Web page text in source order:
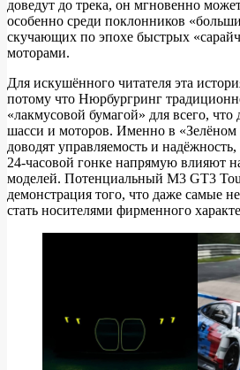
доведут до трека, он мгновенно
особенно среди поклонников
скучающих по эпохе быстрых
моторами.
Для искушённого читателя эта
потому что Нюрбургринг
«лакмусовой бумагой» для всего, что
шасси и моторов. Именно в
доводят управляемость и
24‑часовой гонке напрямую влияют
моделей. Потенциальный M3 GT3
демонстрация того, что даже самые
стать носителями фирменного